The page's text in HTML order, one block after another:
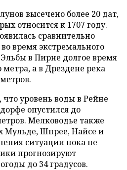
высечено более 20 дат,
относится к 1707 году.
сравнительно
время экстремального
в Пирне долгое время
метра, а в Дрездене река
что уровень воды в Рейне
опустился до
Мелководье также
Мульде, Шпрее, Найсе и
ситуации пока не
прогнозируют
до 34 градусов.